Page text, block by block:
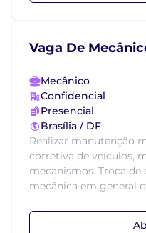
Vaga De
Mecânico
Confidencial
Presencial
Brasília / DF
Realizar manutenção
corretiva de veículos,
mecanismos. Troca de
mecânica em general